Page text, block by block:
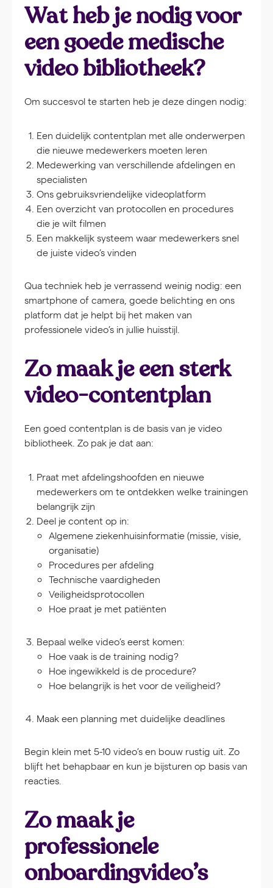
Wat heb je nodig voor
een goede medische
video bibliotheek?
Om succesvol te starten heb je deze dingen nodig:
Een duidelijk contentplan met alle onderwerpen
die nieuwe medewerkers moeten leren
Medewerking van verschillende afdelingen en
specialisten
Ons gebruiksvriendelijke videoplatform
Een overzicht van protocollen en procedures
die je wilt filmen
Een makkelijk systeem waar medewerkers snel
de juiste video’s vinden
Qua techniek heb je verrassend weinig nodig: een
smartphone of camera, goede belichting en ons
platform dat je helpt bij het maken van
professionele video’s in jullie huisstijl.
Zo maak je een sterk
video-contentplan
Een goed contentplan is de basis van je video
bibliotheek. Zo pak je dat aan:
Praat met afdelingshoofden en nieuwe
medewerkers om te ontdekken welke trainingen
belangrijk zijn
Deel je content op in:
Algemene ziekenhuisinformatie (missie, visie,
organisatie)
Procedures per afdeling
Technische vaardigheden
Veiligheidsprotocollen
Hoe praat je met patiënten
Bepaal welke video’s eerst komen:
Hoe vaak is de training nodig?
Hoe ingewikkeld is de procedure?
Hoe belangrijk is het voor de veiligheid?
Maak een planning met duidelijke deadlines
Begin klein met 5-10 video’s en bouw rustig uit. Zo
blijft het behapbaar en kun je bijsturen op basis van
reacties.
Zo maak je
professionele
onboardingvideo’s